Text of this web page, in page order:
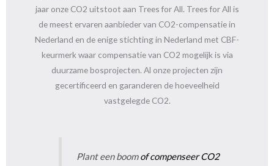
jaar onze CO2 uitstoot aan Trees for All. Trees for All is
de meest ervaren aanbieder van CO2-compensatie in
Nederland en de enige stichting in Nederland met CBF-
keurmerk waar compensatie van CO2 mogelijk is via
duurzame bosprojecten. Al onze projecten zijn
gecertificeerd en garanderen de hoeveelheid
vastgelegde CO2.
Plant een boomof compenseer CO2